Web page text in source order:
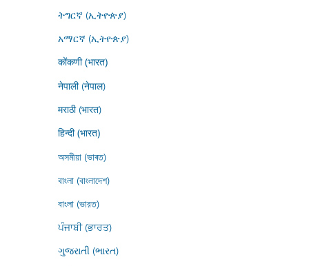
ትግርኛ (ኢትዮጵያ)
አማርኛ (ኢትዮጵያ)
कोंकणी (भारत)
नेपाली (नेपाल)
मराठी (भारत)
हिन्दी (भारत)
অসমীয়া (ভাৰত)
বাংলা (বাংলাদেশ)
বাংলা (ভারত)
ਪੰਜਾਬੀ (ਭਾਰਤ)
ગુજરાતી (ભારત)